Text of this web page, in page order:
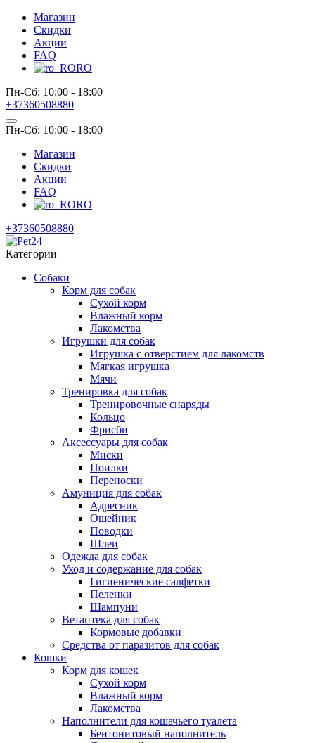
Магазин
Скидки
Акции
FAQ
RO
Пн-Сб: 10:00 - 18:00
+37360508880
Пн-Сб: 10:00 - 18:00
Магазин
Скидки
Акции
FAQ
RO
+37360508880
Категории
Собаки
Корм для собак
Сухой корм
Влажный корм
Лакомства
Игрушки для собак
Игрушка с отверстием для лакомств
Мягкая игрушка
Мячи
Тренировка для собак
Тренировочные снаряды
Кольцо
Фрисби
Аксессуары для собак
Миски
Поилки
Переноски
Амуниция для собак
Адресник
Ошейник
Поводки
Шлеи
Одежда для собак
Уход и содержание для собак
Гигиенические салфетки
Пеленки
Шампуни
Ветаптека для собак
Кормовые добавки
Средства от паразитов для собак
Кошки
Корм для кошек
Сухой корм
Влажный корм
Лакомства
Наполнители для кошачьего туалета
Бентонитовый наполнитель